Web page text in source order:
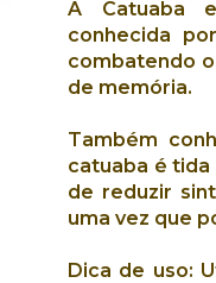
A Catuaba
conhecida
combatendo
de memória.
Também
catuaba é tida
de reduzir
uma vez que
Dica de uso: